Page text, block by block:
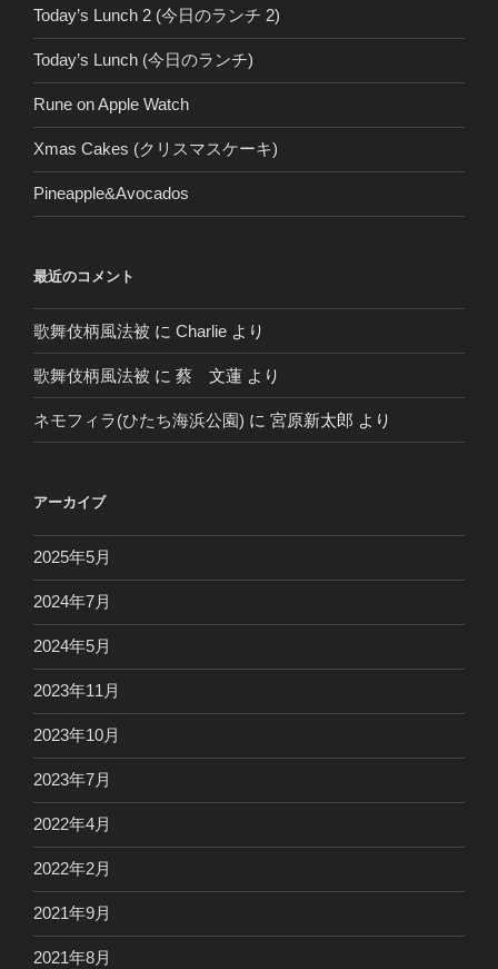
Today’s Lunch 2 (今日のランチ 2)
Today’s Lunch (今日のランチ)
Rune on Apple Watch
Xmas Cakes (クリスマスケーキ)
Pineapple&Avocados
最近のコメント
歌舞伎柄風法被 に Charlie より
歌舞伎柄風法被 に 蔡 文蓮 より
ネモフィラ(ひたち海浜公園) に 宮原新太郎 より
アーカイブ
2025年5月
2024年7月
2024年5月
2023年11月
2023年10月
2023年7月
2022年4月
2022年2月
2021年9月
2021年8月